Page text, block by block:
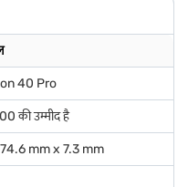
40 Pro
की उम्मीद है
mm x 7.3 mm